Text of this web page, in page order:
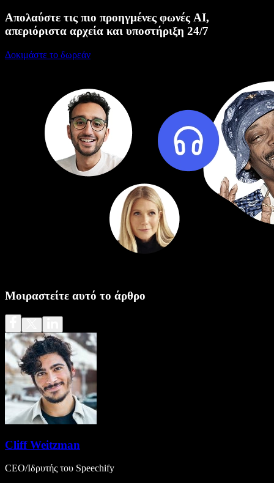
Απολαύστε τις πιο προηγμένες φωνές AI,
απεριόριστα αρχεία και υποστήριξη 24/7
Δοκιμάστε το δωρεάν
Μοιραστείτε αυτό το άρθρο
Cliff Weitzman
CEO/Ιδρυτής του Speechify